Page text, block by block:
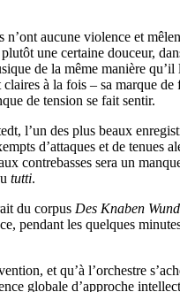
aucune violence et
une certaine douceur,
de la même manière
à la fois – sa marque
de tension se fait sentir.
l’un des plus beaux
d’attaques et de tenues
contrebasses sera un
tutti.
du corpus Des Knaben
pendant les quelques
et qu’à l’orchestre
globale d’approche